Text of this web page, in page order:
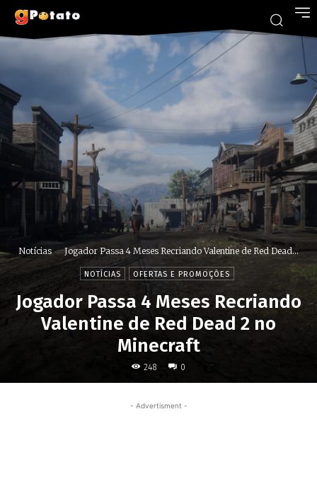
Notícias Jogador Passa 4 Meses Recriando Valentine de Red Dead...
NOTÍCIAS OFERTAS E PROMOÇÕES
Jogador Passa 4 Meses Recriando
Valentine de Red Dead 2 no
Minecraft
248 0
- Advertisment -